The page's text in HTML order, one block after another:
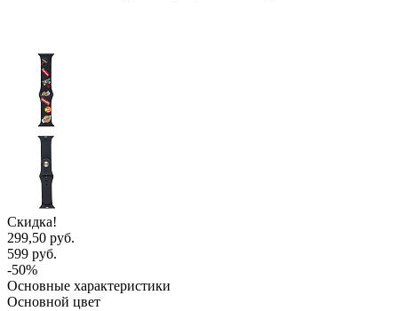
Скидка!
299,50 руб.
599 руб.
-50%
Основные характеристики
Основной цвет